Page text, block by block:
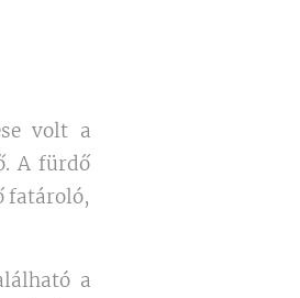
volt a
A fürdő
fatároló,
a